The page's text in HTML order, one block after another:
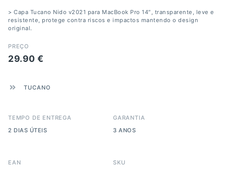
> Capa Tucano Nido v2021 para MacBook Pro 14″, transparente, leve e
resistente, protege contra riscos e impactos mantendo o design
original.
PREÇO
29.90 €
TUCANO
TEMPO DE ENTREGA
2 DIAS ÚTEIS
GARANTIA
3 ANOS
EAN
SKU